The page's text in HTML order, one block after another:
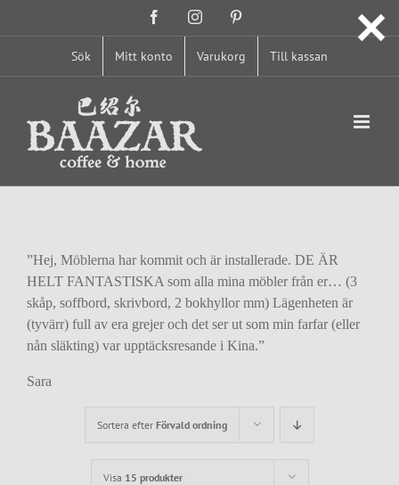
FacebookInstagram
Sök Mitt konto Varukorg Till kassan
”Hej, Möblerna har kommit och är installerade. DE ÄR
HELT FANTASTISKA som alla mina möbler från er… (3
skåp, soffbord, skrivbord, 2 bokhyllor mm) Lägenheten är
(tyvärr) full av era grejer och det ser ut som min farfar (eller
nån släkting) var upptäcksresande i Kina.”
Sara
Sortera efter Förvald ordning
Visa 15 produkter